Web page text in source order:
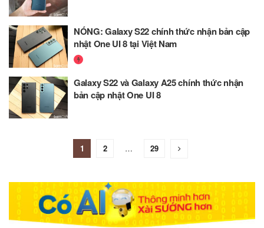
NÓNG: Galaxy S22 chính thức nhận bản cập
nhật One UI 8 tại Việt Nam
Galaxy S22 và Galaxy A25 chính thức nhận
bản cập nhật One UI 8
1 2 … 29